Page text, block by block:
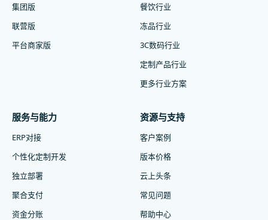
集团版
联营版
平台商家版
餐饮行业
冻品行业
3C数码行业
定制产品行业
更多行业方案
服务与能力
ERP对接
个性化定制开发
独立部署
聚合支付
资金分账
资源与支持
客户案例
版本价格
云上头条
常见问题
帮助中心